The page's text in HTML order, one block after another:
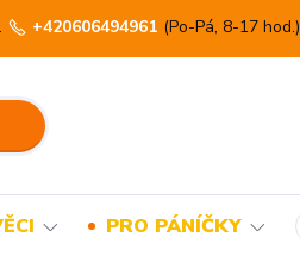
+420606494961 (Po-Pá, 8-17 hod.)
PRO PÁNÍČKY